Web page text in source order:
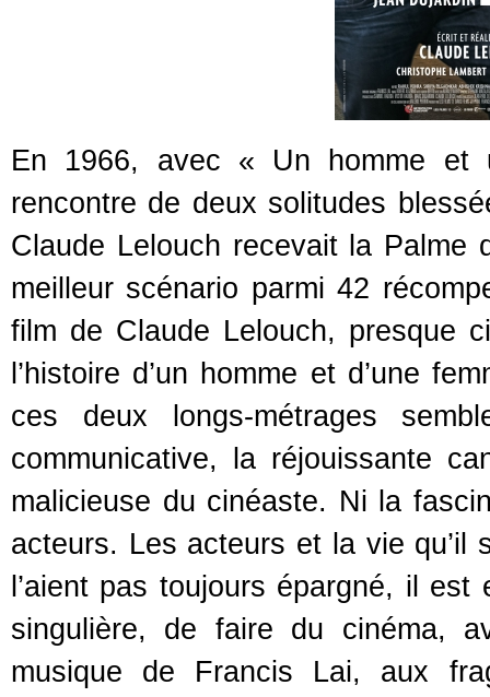
En 1966, avec « Un homme et
rencontre de deux solitudes
Claude Lelouch recevait la Palme
meilleur scénario parmi 42
film de Claude Lelouch, presque
l’histoire d’un homme et d’une
ces deux longs-métrages
communicative, la réjouissante
malicieuse du cinéaste. Ni la
acteurs. Les acteurs et la vie qu’il
l’aient pas toujours épargné, il
singulière, de faire du cinéma,
musique de Francis Lai, aux